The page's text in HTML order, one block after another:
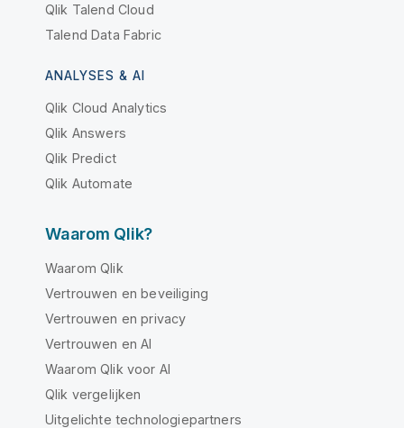
Qlik Talend Cloud
Talend Data Fabric
ANALYSES & AI
Qlik Cloud Analytics
Qlik Answers
Qlik Predict
Qlik Automate
Waarom Qlik?
Waarom Qlik
Vertrouwen en beveiliging
Vertrouwen en privacy
Vertrouwen en AI
Waarom Qlik voor AI
Qlik vergelijken
Uitgelichte technologiepartners